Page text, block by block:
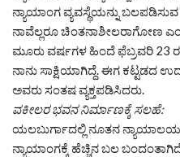
ನ್ಯಾಯಾಂಗ ವ್ಯವಸ್ಥೆಯನ್ನು ಬಲಪಡಿಸುವ
ನಾವೆಲ್ಲರೂ ಚಿಂತನಾಶೀಲರಾಗೋಣ
ಮೂರು ವರ್ಷಗಳ ಹಿಂದೆ ಫೆಬ್ರವರಿ 23
ನಾನು ಸಾಕ್ಷಿಯಾಗಿದ್ದೆ. ಈಗ ಕಟ್ಟಡದ
ಅವರು ಸಂತಷ ವ್ಯಕ್ತಪಡಿಸಿದರು.
ವಕೀಲರ ಭವನ ನಿರ್ಮಾಣಕ್ಕೆ ಸಲಹೆ:
ಯಲಬುರ್ಗಾದಲ್ಲಿ ನೂತನ ನ್ಯಾಯಾಲಯ
ನ್ಯಾಯಾಂಗಕ್ಕೆ ಹೆಚ್ಚಿನ ಬಲ